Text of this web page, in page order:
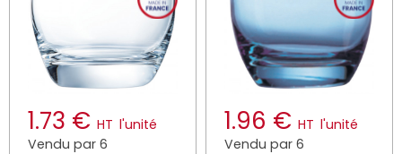
1.73 € HT l'unité
Vendu par 6
1.96 € HT l'unité
Vendu par 6